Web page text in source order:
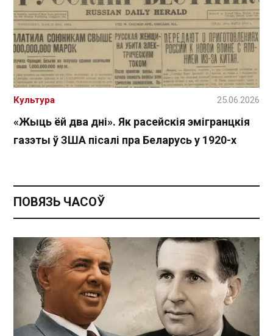
«Жыць ёй два дні». Як расейскія эмігранцкія
газэты ў ЗША пісалі пра Беларусь у 1920-х
Культура 25.06.2026
ПОВЯЗЬ ЧАСОЎ